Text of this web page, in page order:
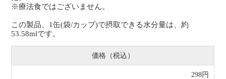
※療法食ではございません。
この製品、1缶(袋/カップ)で摂取できる水分量は、約
53.58mlです。
価格（税込）
298円